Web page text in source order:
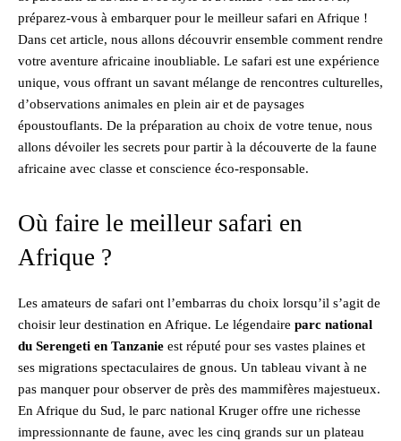
préparez-vous à embarquer pour le meilleur safari en Afrique !
Dans cet article, nous allons découvrir ensemble comment rendre
votre aventure africaine inoubliable. Le safari est une expérience
unique, vous offrant un savant mélange de rencontres culturelles,
d’observations animales en plein air et de paysages
époustouflants. De la préparation au choix de votre tenue, nous
allons dévoiler les secrets pour partir à la découverte de la faune
africaine avec classe et conscience éco-responsable.
Où faire le meilleur safari en
Afrique ?
Les amateurs de safari ont l’embarras du choix lorsqu’il s’agit de
choisir leur destination en Afrique. Le légendaire parc national
du Serengeti en Tanzanie est réputé pour ses vastes plaines et
ses migrations spectaculaires de gnous. Un tableau vivant à ne
pas manquer pour observer de près des mammifères majestueux.
En Afrique du Sud, le parc national Kruger offre une richesse
impressionnante de faune, avec les cinq grands sur un plateau